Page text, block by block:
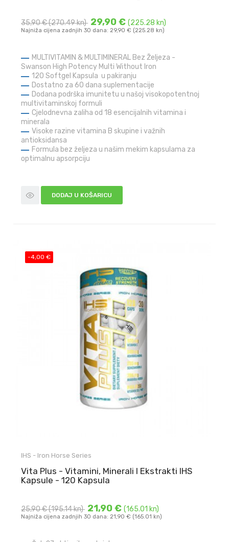
35,90 €(270.49 kn) 29,90 €(225.28 kn)
Najniža cijena zadnjih 30 dana: 29,90 € (225.28 kn)
MULTIVITAMIN & MULTIMINERAL Bez Željeza -
Swanson High Potency Multi Without Iron
120 Softgel Kapsula u pakiranju
Dostatno za 60 dana suplementacije
Dodana podrška imunitetu u našoj visokopotentnoj
multivitaminskoj formuli
Cjelodnevna zaliha od 18 esencijalnih vitamina i
minerala
Visoke razine vitamina B skupine i važnih
antioksidansa
Formula bez željeza u našim mekim kapsulama za
optimalnu apsorpciju
DODAJ U KOŠARICU
-4,00 €
IHS - Iron Horse Series
Vita Plus - Vitamini, Minerali I Ekstrakti IHS
Kapsule - 120 Kapsula
25,90 €(195.14 kn) 21,90 €(165.01 kn)
Najniža cijena zadnjih 30 dana: 21,90 € (165.01 kn)